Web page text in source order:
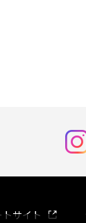
トサイト